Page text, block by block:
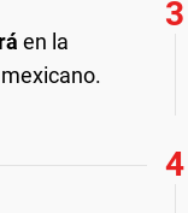
en la